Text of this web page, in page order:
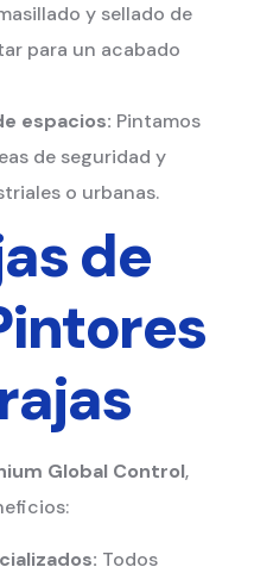
y sellado de
para un acabado
espacios: Pintamos
de seguridad y
o urbanas.
de
Global Control,
Todos